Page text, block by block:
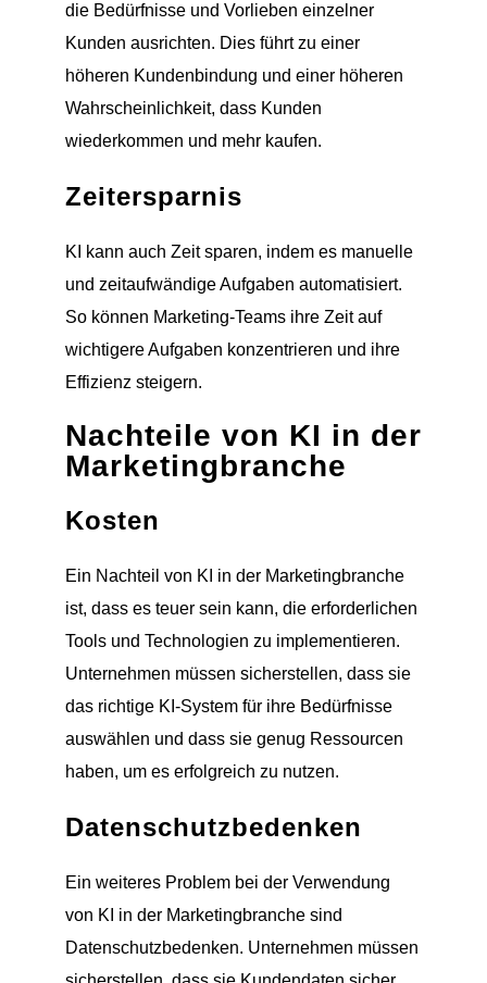
die Bedürfnisse und Vorlieben einzelner
Kunden ausrichten. Dies führt zu einer
höheren Kundenbindung und einer höheren
Wahrscheinlichkeit, dass Kunden
wiederkommen und mehr kaufen.
Zeitersparnis
KI kann auch Zeit sparen, indem es manuelle
und zeitaufwändige Aufgaben automatisiert.
So können Marketing-Teams ihre Zeit auf
wichtigere Aufgaben konzentrieren und ihre
Effizienz steigern.
Nachteile von KI in der
Marketingbranche
Kosten
Ein Nachteil von KI in der Marketingbranche
ist, dass es teuer sein kann, die erforderlichen
Tools und Technologien zu implementieren.
Unternehmen müssen sicherstellen, dass sie
das richtige KI-System für ihre Bedürfnisse
auswählen und dass sie genug Ressourcen
haben, um es erfolgreich zu nutzen.
Datenschutzbedenken
Ein weiteres Problem bei der Verwendung
von KI in der Marketingbranche sind
Datenschutzbedenken. Unternehmen müssen